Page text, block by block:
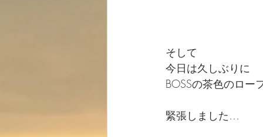
そして
今日は久しぶりに
BOSSの茶色のロー
緊張しました…